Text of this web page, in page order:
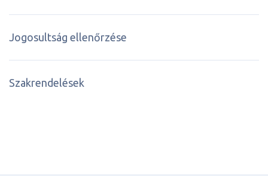
Jogosultság ellenőrzése
Szakrendelések